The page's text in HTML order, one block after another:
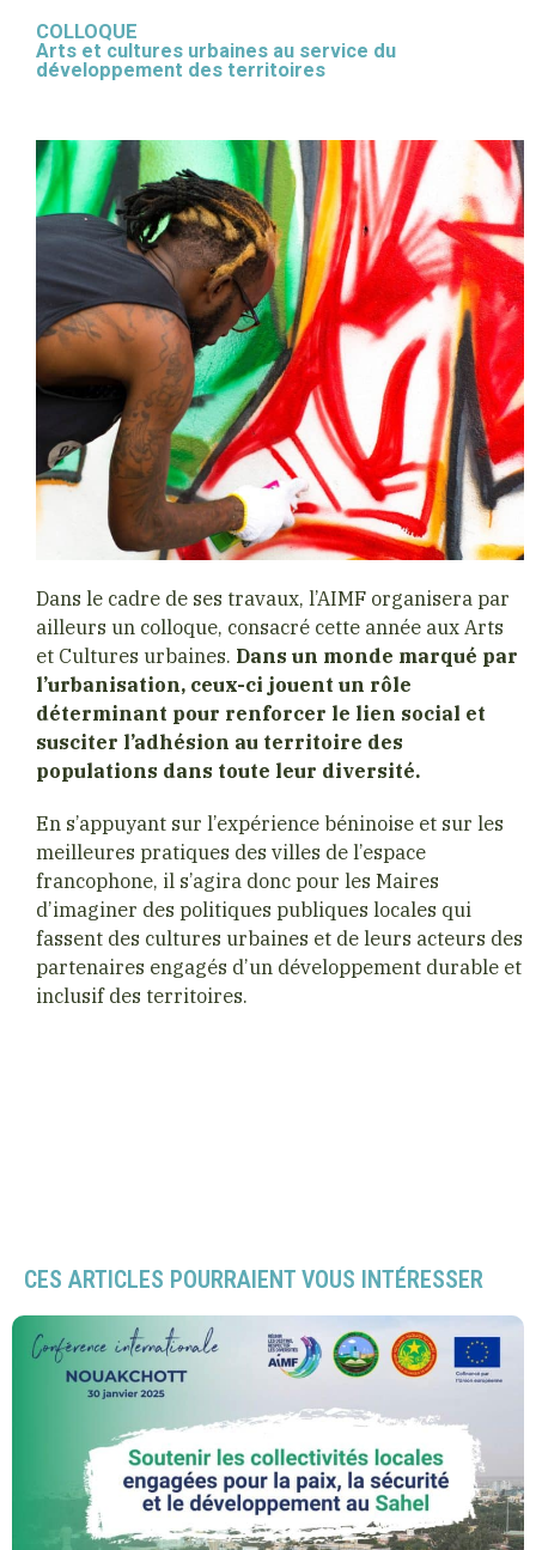
COLLOQUE
Arts et cultures urbaines au service du
développement des territoires
Dans le cadre de ses travaux, l’AIMF organisera par
ailleurs un colloque, consacré cette année aux Arts
et Cultures urbaines. Dans un monde marqué par
l’urbanisation, ceux-ci jouent un rôle
déterminant pour renforcer le lien social et
susciter l’adhésion au territoire des
populations dans toute leur diversité.
En s’appuyant sur l’expérience béninoise et sur les
meilleures pratiques des villes de l’espace
francophone, il s’agira donc pour les Maires
d’imaginer des politiques publiques locales qui
fassent des cultures urbaines et de leurs acteurs des
partenaires engagés d’un développement durable et
inclusif des territoires.
CES ARTICLES POURRAIENT VOUS INTÉRESSER